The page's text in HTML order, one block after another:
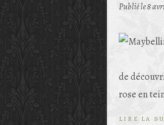
Publié le8
de
rose en
LIRE LA